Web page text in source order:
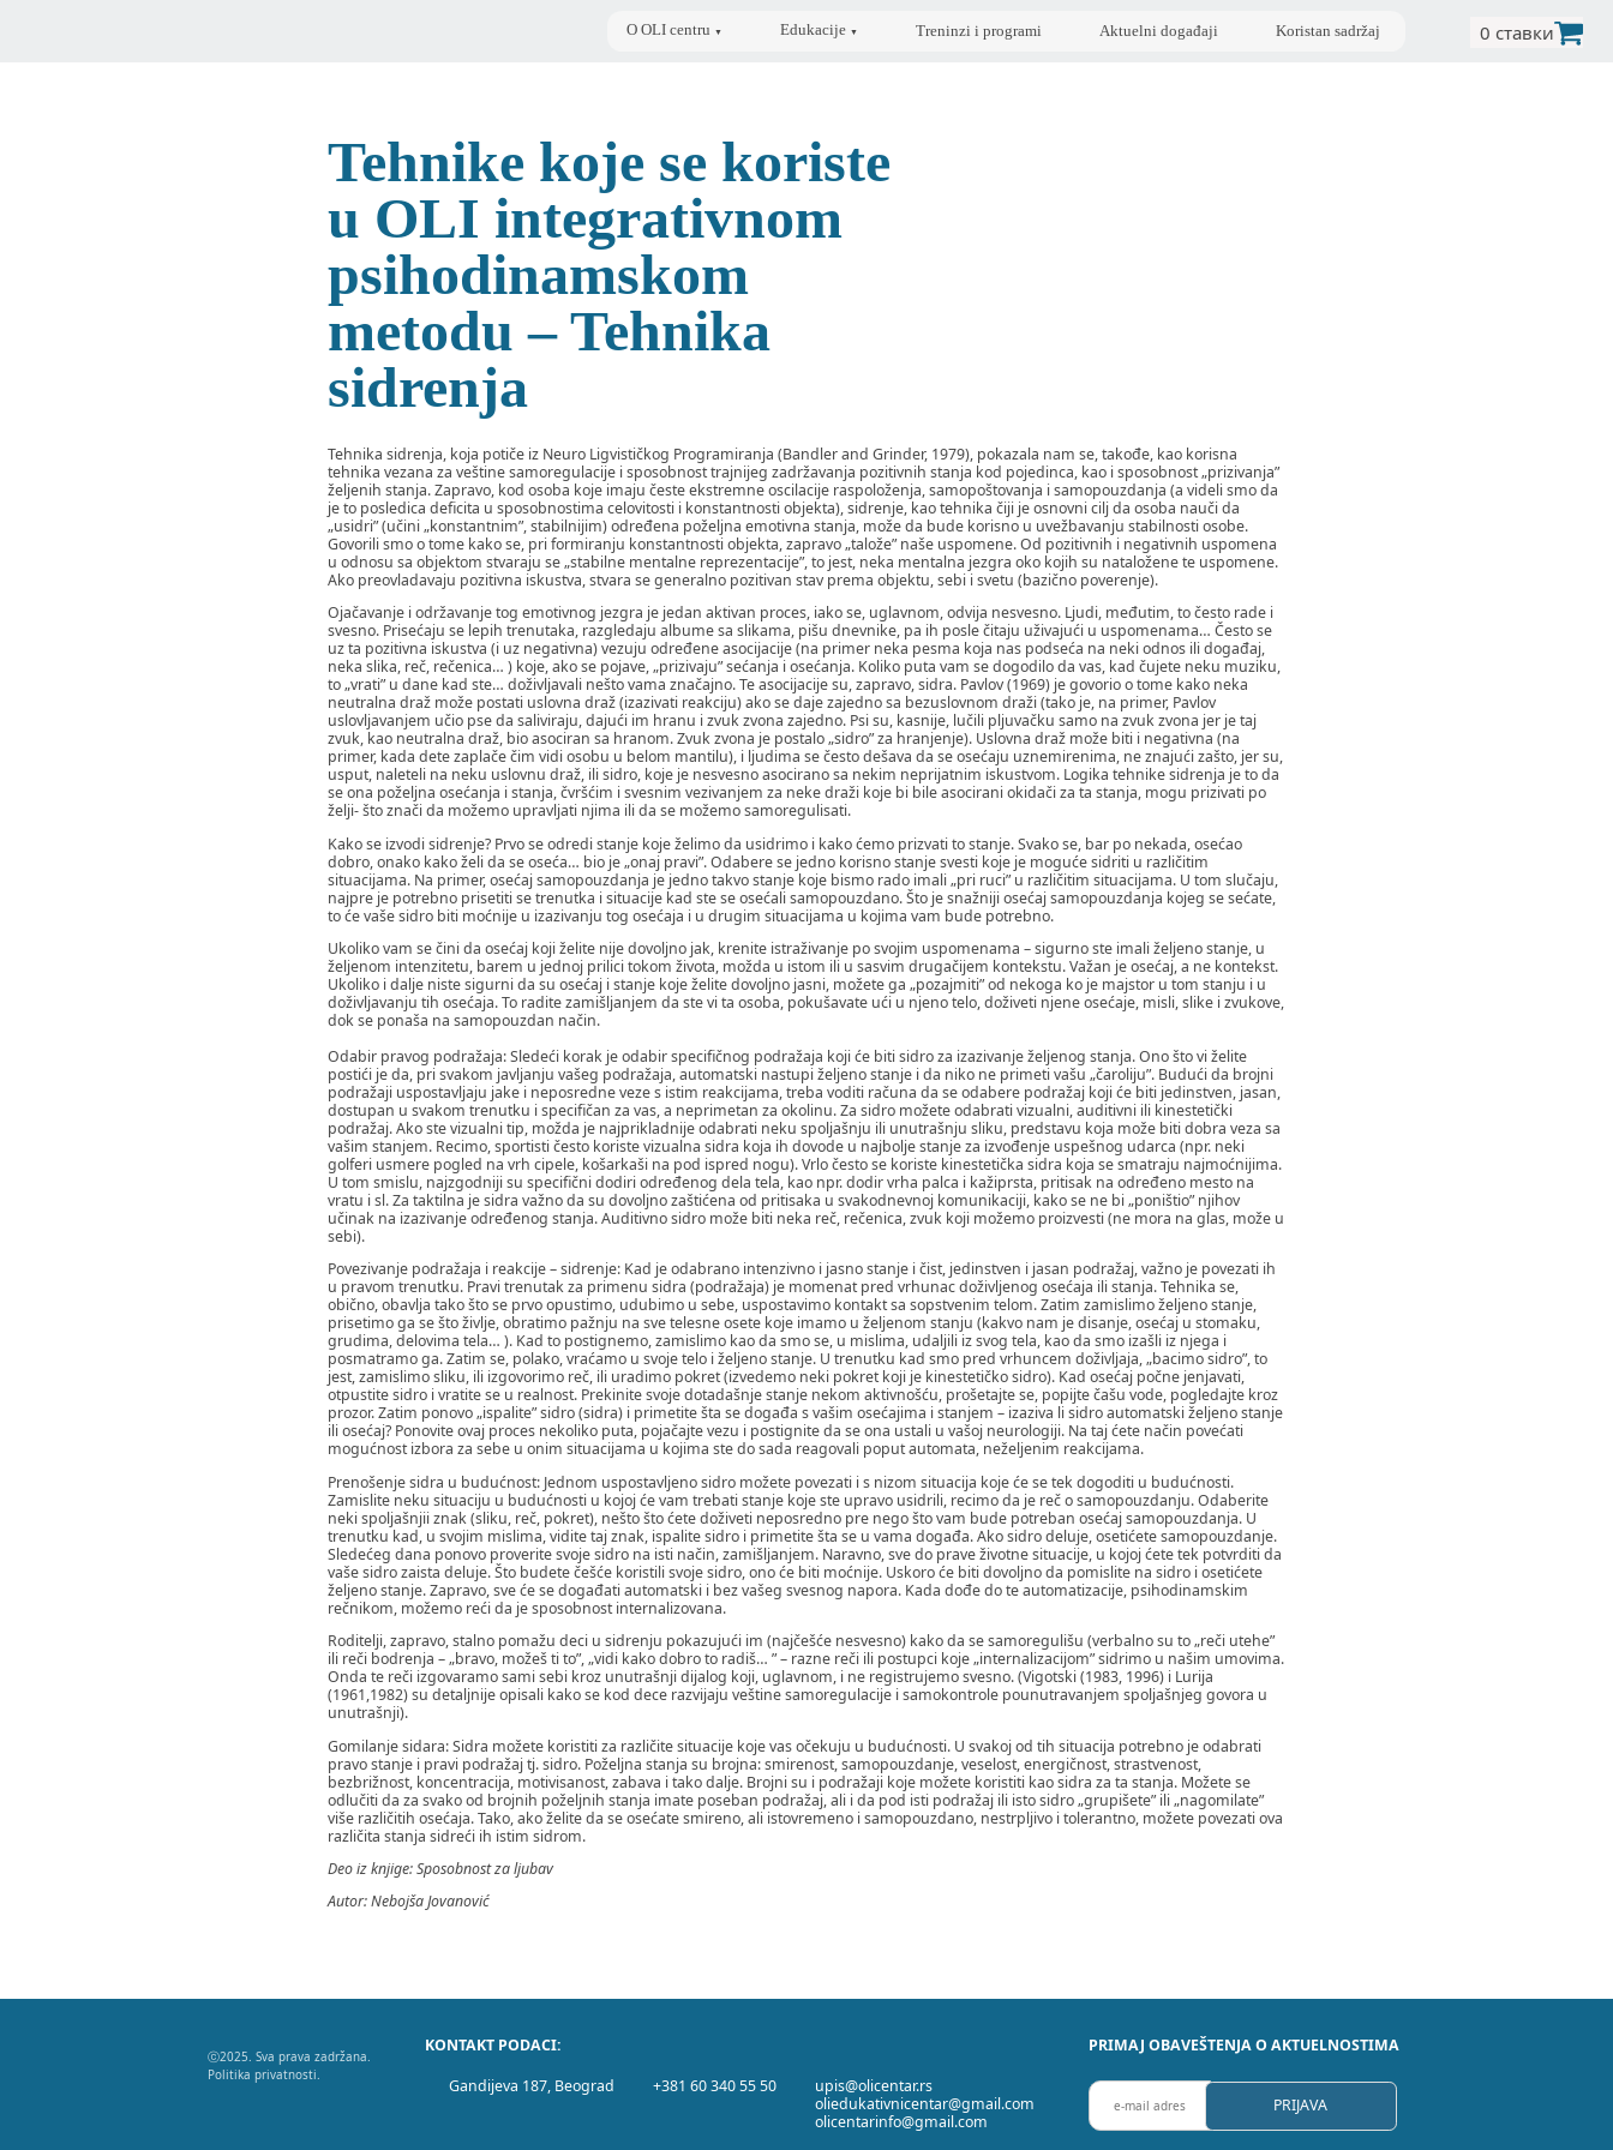
Tehnike koje se koriste
u OLI integrativnom
psihodinamskom
metodu – Tehnika
sidrenja
Tehnika sidrenja, koja potiče iz Neuro Ligvističkog Programiranja (Bandler and Grinder, 1979), pokazala nam se, takođe, kao korisna
tehnika vezana za veštine samoregulacije i sposobnost trajnijeg zadržavanja pozitivnih stanja kod pojedinca, kao i sposobnost „prizivanja”
željenih stanja. Zapravo, kod osoba koje imaju česte ekstremne oscilacije raspoloženja, samopoštovanja i samopouzdanja (a videli smo da
je to posledica deficita u sposobnostima celovitosti i konstantnosti objekta), sidrenje, kao tehnika čiji je osnovni cilj da osoba nauči da
„usidri” (učini „konstantnim”, stabilnijim) određena poželjna emotivna stanja, može da bude korisno u uvežbavanju stabilnosti osobe.
Govorili smo o tome kako se, pri formiranju konstantnosti objekta, zapravo „talože” naše uspomene. Od pozitivnih i negativnih uspomena
u odnosu sa objektom stvaraju se „stabilne mentalne reprezentacije”, to jest, neka mentalna jezgra oko kojih su nataložene te uspomene.
Ako preovladavaju pozitivna iskustva, stvara se generalno pozitivan stav prema objektu, sebi i svetu (bazično poverenje).
Ojačavanje i održavanje tog emotivnog jezgra je jedan aktivan proces, iako se, uglavnom, odvija nesvesno. Ljudi, međutim, to često rade i
svesno. Prisećaju se lepih trenutaka, razgledaju albume sa slikama, pišu dnevnike, pa ih posle čitaju uživajući u uspomenama… Često se
uz ta pozitivna iskustva (i uz negativna) vezuju određene asocijacije (na primer neka pesma koja nas podseća na neki odnos ili događaj,
neka slika, reč, rečenica… ) koje, ako se pojave, „prizivaju” sećanja i osećanja. Koliko puta vam se dogodilo da vas, kad čujete neku muziku,
to „vrati” u dane kad ste… doživljavali nešto vama značajno. Te asocijacije su, zapravo, sidra. Pavlov (1969) je govorio o tome kako neka
neutralna draž može postati uslovna draž (izazivati reakciju) ako se daje zajedno sa bezuslovnom draži (tako je, na primer, Pavlov
uslovljavanjem učio pse da saliviraju, dajući im hranu i zvuk zvona zajedno. Psi su, kasnije, lučili pljuvačku samo na zvuk zvona jer je taj
zvuk, kao neutralna draž, bio asociran sa hranom. Zvuk zvona je postalo „sidro” za hranjenje). Uslovna draž može biti i negativna (na
primer, kada dete zaplače čim vidi osobu u belom mantilu), i ljudima se često dešava da se osećaju uznemirenima, ne znajući zašto, jer su,
usput, naleteli na neku uslovnu draž, ili sidro, koje je nesvesno asocirano sa nekim neprijatnim iskustvom. Logika tehnike sidrenja je to da
se ona poželjna osećanja i stanja, čvršćim i svesnim vezivanjem za neke draži koje bi bile asocirani okidači za ta stanja, mogu prizivati po
želji- što znači da možemo upravljati njima ili da se možemo samoregulisati.
Kako se izvodi sidrenje? Prvo se odredi stanje koje želimo da usidrimo i kako ćemo prizvati to stanje. Svako se, bar po nekada, osećao
dobro, onako kako želi da se oseća… bio je „onaj pravi”. Odabere se jedno korisno stanje svesti koje je moguće sidriti u različitim
situacijama. Na primer, osećaj samopouzdanja je jedno takvo stanje koje bismo rado imali „pri ruci” u različitim situacijama. U tom slučaju,
najpre je potrebno prisetiti se trenutka i situacije kad ste se osećali samopouzdano. Što je snažniji osećaj samopouzdanja kojeg se sećate,
to će vaše sidro biti moćnije u izazivanju tog osećaja i u drugim situacijama u kojima vam bude potrebno.
Ukoliko vam se čini da osećaj koji želite nije dovoljno jak, krenite istraživanje po svojim uspomenama – sigurno ste imali željeno stanje, u
željenom intenzitetu, barem u jednoj prilici tokom života, možda u istom ili u sasvim drugačijem kontekstu. Važan je osećaj, a ne kontekst.
Ukoliko i dalje niste sigurni da su osećaj i stanje koje želite dovoljno jasni, možete ga „pozajmiti” od nekoga ko je majstor u tom stanju i u
doživljavanju tih osećaja. To radite zamišljanjem da ste vi ta osoba, pokušavate ući u njeno telo, doživeti njene osećaje, misli, slike i zvukove,
dok se ponaša na samopouzdan način.
Odabir pravog podražaja: Sledeći korak je odabir specifičnog podražaja koji će biti sidro za izazivanje željenog stanja. Ono što vi želite
postići je da, pri svakom javljanju vašeg podražaja, automatski nastupi željeno stanje i da niko ne primeti vašu „čaroliju”. Budući da brojni
podražaji uspostavljaju jake i neposredne veze s istim reakcijama, treba voditi računa da se odabere podražaj koji će biti jedinstven, jasan,
dostupan u svakom trenutku i specifičan za vas, a neprimetan za okolinu. Za sidro možete odabrati vizualni, auditivni ili kinestetički
podražaj. Ako ste vizualni tip, možda je najprikladnije odabrati neku spoljašnju ili unutrašnju sliku, predstavu koja može biti dobra veza sa
vašim stanjem. Recimo, sportisti često koriste vizualna sidra koja ih dovode u najbolje stanje za izvođenje uspešnog udarca (npr. neki
golferi usmere pogled na vrh cipele, košarkaši na pod ispred nogu). Vrlo često se koriste kinestetička sidra koja se smatraju najmoćnijima.
U tom smislu, najzgodniji su specifični dodiri određenog dela tela, kao npr. dodir vrha palca i kažiprsta, pritisak na određeno mesto na
vratu i sl. Za taktilna je sidra važno da su dovoljno zaštićena od pritisaka u svakodnevnoj komunikaciji, kako se ne bi „poništio” njihov
učinak na izazivanje određenog stanja. Auditivno sidro može biti neka reč, rečenica, zvuk koji možemo proizvesti (ne mora na glas, može u
sebi).
Povezivanje podražaja i reakcije – sidrenje: Kad je odabrano intenzivno i jasno stanje i čist, jedinstven i jasan podražaj, važno je povezati ih
u pravom trenutku. Pravi trenutak za primenu sidra (podražaja) je momenat pred vrhunac doživljenog osećaja ili stanja. Tehnika se,
obično, obavlja tako što se prvo opustimo, udubimo u sebe, uspostavimo kontakt sa sopstvenim telom. Zatim zamislimo željeno stanje,
prisetimo ga se što življe, obratimo pažnju na sve telesne osete koje imamo u željenom stanju (kakvo nam je disanje, osećaj u stomaku,
grudima, delovima tela… ). Kad to postignemo, zamislimo kao da smo se, u mislima, udaljili iz svog tela, kao da smo izašli iz njega i
posmatramo ga. Zatim se, polako, vraćamo u svoje telo i željeno stanje. U trenutku kad smo pred vrhuncem doživljaja, „bacimo sidro”, to
jest, zamislimo sliku, ili izgovorimo reč, ili uradimo pokret (izvedemo neki pokret koji je kinestetičko sidro). Kad osećaj počne jenjavati,
otpustite sidro i vratite se u realnost. Prekinite svoje dotadašnje stanje nekom aktivnošću, prošetajte se, popijte čašu vode, pogledajte kroz
prozor. Zatim ponovo „ispalite” sidro (sidra) i primetite šta se događa s vašim osećajima i stanjem – izaziva li sidro automatski željeno stanje
ili osećaj? Ponovite ovaj proces nekoliko puta, pojačajte vezu i postignite da se ona ustali u vašoj neurologiji. Na taj ćete način povećati
mogućnost izbora za sebe u onim situacijama u kojima ste do sada reagovali poput automata, neželjenim reakcijama.
Prenošenje sidra u budućnost: Jednom uspostavljeno sidro možete povezati i s nizom situacija koje će se tek dogoditi u budućnosti.
Zamislite neku situaciju u budućnosti u kojoj će vam trebati stanje koje ste upravo usidrili, recimo da je reč o samopouzdanju. Odaberite
neki spoljašnjii znak (sliku, reč, pokret), nešto što ćete doživeti neposredno pre nego što vam bude potreban osećaj samopouzdanja. U
trenutku kad, u svojim mislima, vidite taj znak, ispalite sidro i primetite šta se u vama događa. Ako sidro deluje, osetićete samopouzdanje.
Sledećeg dana ponovo proverite svoje sidro na isti način, zamišljanjem. Naravno, sve do prave životne situacije, u kojoj ćete tek potvrditi da
vaše sidro zaista deluje. Što budete češće koristili svoje sidro, ono će biti moćnije. Uskoro će biti dovoljno da pomislite na sidro i osetićete
željeno stanje. Zapravo, sve će se događati automatski i bez vašeg svesnog napora. Kada dođe do te automatizacije, psihodinamskim
rečnikom, možemo reći da je sposobnost internalizovana.
Roditelji, zapravo, stalno pomažu deci u sidrenju pokazujući im (najčešće nesvesno) kako da se samoregulišu (verbalno su to „reči utehe”
ili reči bodrenja – „bravo, možeš ti to”, „vidi kako dobro to radiš… ” – razne reči ili postupci koje „internalizacijom” sidrimo u našim umovima.
Onda te reči izgovaramo sami sebi kroz unutrašnji dijalog koji, uglavnom, i ne registrujemo svesno. (Vigotski (1983, 1996) i Lurija
(1961,1982) su detaljnije opisali kako se kod dece razvijaju veštine samoregulacije i samokontrole pounutravanjem spoljašnjeg govora u
unutrašnji).
Gomilanje sidara: Sidra možete koristiti za različite situacije koje vas očekuju u budućnosti. U svakoj od tih situacija potrebno je odabrati
pravo stanje i pravi podražaj tj. sidro. Poželjna stanja su brojna: smirenost, samopouzdanje, veselost, energičnost, strastvenost,
bezbrižnost, koncentracija, motivisanost, zabava i tako dalje. Brojni su i podražaji koje možete koristiti kao sidra za ta stanja. Možete se
odlučiti da za svako od brojnih poželjnih stanja imate poseban podražaj, ali i da pod isti podražaj ili isto sidro „grupišete” ili „nagomilate”
više različitih osećaja. Tako, ako želite da se osećate smireno, ali istovremeno i samopouzdano, nestrpljivo i tolerantno, možete povezati ova
različita stanja sidreći ih istim sidrom.
Deo iz knjige: Sposobnost za ljubav
Autor: Nebojša Jovanović
O OLI centru ▼ Edukacije ▼ Treninzi i programi Aktuelni događaji Koristan sadržaj
ⓒ2025. Sva prava zadržana.
Politika privatnosti.
KONTAKT PODACI:
Gandijeva 187, Beograd
+381 60 340 55 50
upis@olicentar.rs
oliedukativnicentar@gmail.com
olicentarinfo@gmail.com
PRIMAJ OBAVEŠTENJA O AKTUELNOSTIMA
P
R
PRIJAVA
0 ставки